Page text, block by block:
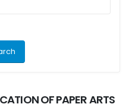
OF PAPER ARTS